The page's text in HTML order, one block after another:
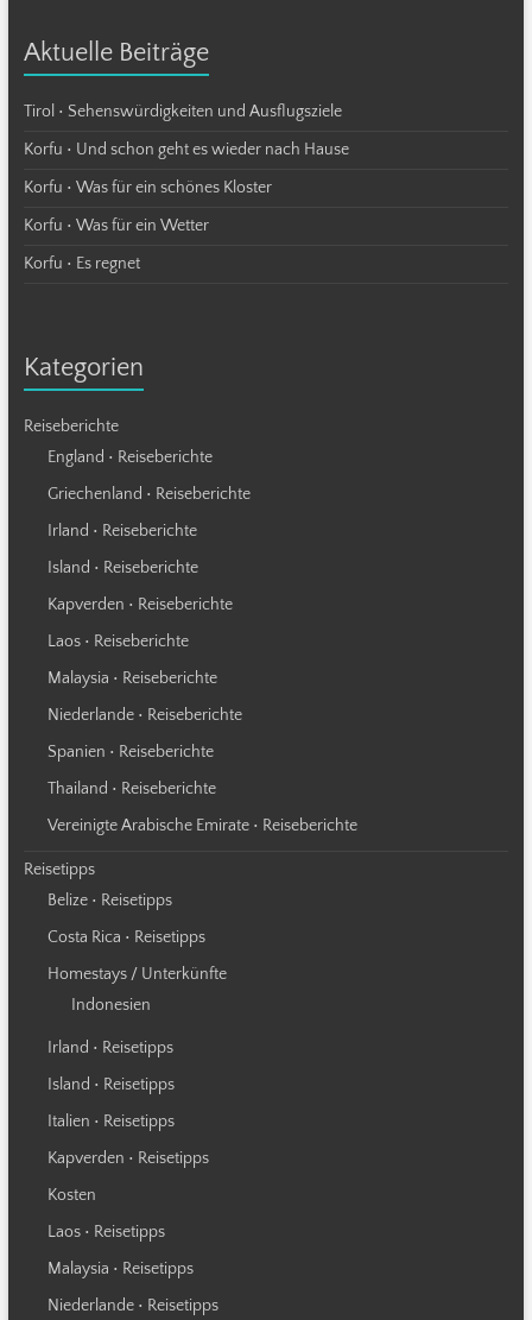
Aktuelle Beiträge
Tirol • Sehenswürdigkeiten und Ausflugsziele
Korfu • Und schon geht es wieder nach Hause
Korfu • Was für ein schönes Kloster
Korfu • Was für ein Wetter
Korfu • Es regnet
Kategorien
Reiseberichte
England • Reiseberichte
Griechenland • Reiseberichte
Irland • Reiseberichte
Island • Reiseberichte
Kapverden • Reiseberichte
Laos • Reiseberichte
Malaysia • Reiseberichte
Niederlande • Reiseberichte
Spanien • Reiseberichte
Thailand • Reiseberichte
Vereinigte Arabische Emirate • Reiseberichte
Reisetipps
Belize • Reisetipps
Costa Rica • Reisetipps
Homestays / Unterkünfte
Indonesien
Irland • Reisetipps
Island • Reisetipps
Italien • Reisetipps
Kapverden • Reisetipps
Kosten
Laos • Reisetipps
Malaysia • Reisetipps
Niederlande • Reisetipps